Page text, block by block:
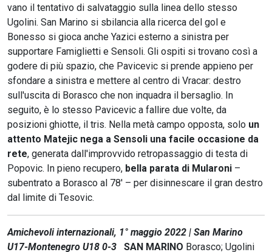
vano il tentativo di salvataggio sulla linea dello stesso
Ugolini. San Marino si sbilancia alla ricerca del gol e
Bonesso si gioca anche Yazici esterno a sinistra per
supportare Famiglietti e Sensoli. Gli ospiti si trovano così a
godere di più spazio, che Pavicevic si prende appieno per
sfondare a sinistra e mettere al centro di Vracar: destro
sull'uscita di Borasco che non inquadra il bersaglio. In
seguito, è lo stesso Pavicevic a fallire due volte, da
posizioni ghiotte, il tris. Nella metà campo opposta, solo un
attento Matejic nega a Sensoli una facile occasione da
rete, generata dall'improvvido retropassaggio di testa di
Popovic. In pieno recupero, bella parata di Mularoni –
subentrato a Borasco al 78' – per disinnescare il gran destro
dal limite di Tesovic.
Amichevoli internazionali, 1° maggio 2022 | San Marino
U17-Montenegro U18 0-3
SAN MARINO Borasco; Ugolini